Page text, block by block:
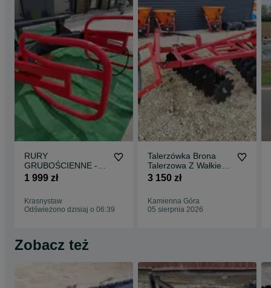
RURY
GRUBOŚCIENNE -
Chwytak do bel 1,7m
1 999 zł
Krasnystaw
Odświeżono dzisiaj o 06:39
Talerzówka Brona
Talerzowa Z Wałkiem
Strunowym Strumyk
3 150 zł
Kamienna Góra
05 sierpnia 2026
Zobacz też